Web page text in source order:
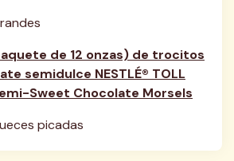
de 12 onzas) de trocitos
semidulce NESTLÉ® TOLL
Sweet Chocolate Morsels
picadas